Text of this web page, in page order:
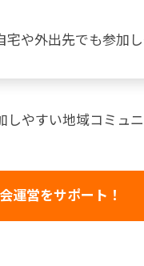
や外出先でも参加
やすい地域コミュ
運営をサポート！